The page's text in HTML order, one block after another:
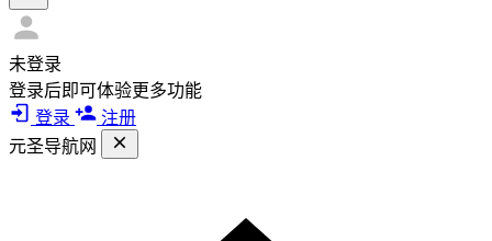
未登录
登录后即可体验更多功能
登录
注册
元圣导航网